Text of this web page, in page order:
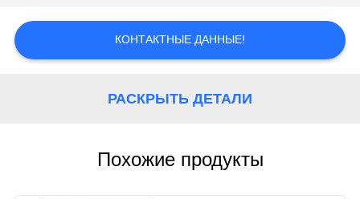
НОВОСТИ
SITEMAP
КОНТАКТНЫЕ ДАННЫЕ!
РАСКРЫТЬ ДЕТАЛИ
Похожие продукты